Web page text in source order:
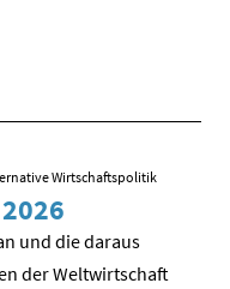
Wirtschaftspolitik
und die daraus
der Weltwirtschaft